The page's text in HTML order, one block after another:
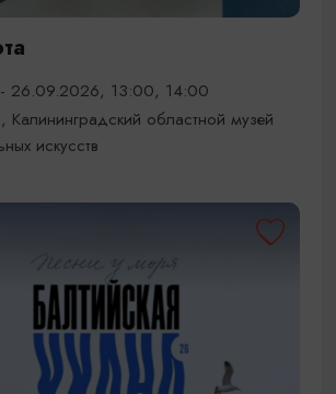
26.09.2026, 13:00, 14:00
Калининградский областной музей
искусств